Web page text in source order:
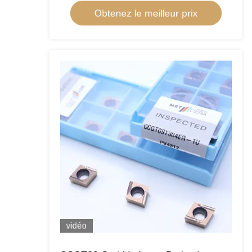
Obtenez le meilleur prix
vidéo